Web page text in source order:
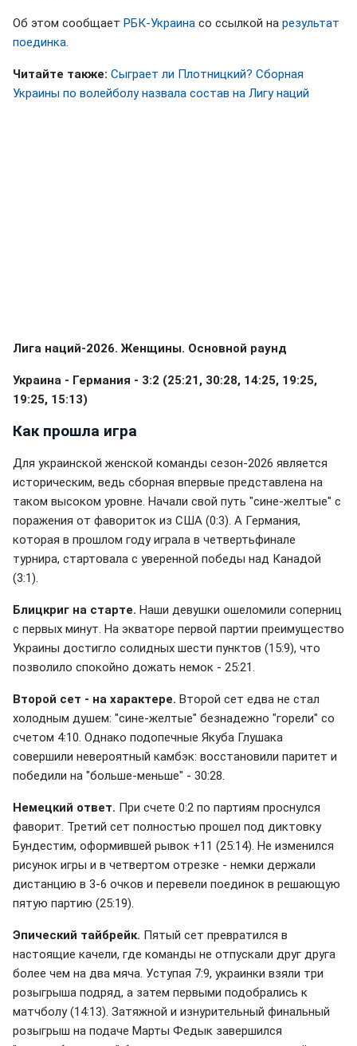
Об этом сообщает РБК-Украина со ссылкой на результат
поединка
Читайте также: Сыграет ли Плотницкий? Сборная
Украины по волейболу назвала состав на Лигу наций
Лига наций-2026. Женщины. Основной раунд
Украина - Германия - 3:2 (25:21, 30:28, 14:25, 19:25,
19:25, 15:13)
Как прошла игра
Для украинской женской команды сезон-2026 является
историческим, ведь сборная впервые представлена на
таком высоком уровне. Начали свой путь "сине-желтые" с
поражения от фавориток из США (0:3). А Германия,
которая в прошлом году играла в четвертьфинале
турнира, стартовала с уверенной победы над Канадой
(3:1).
Блицкриг на старте. Наши девушки ошеломили соперниц
с первых минут. На экваторе первой партии преимущество
Украины достигло солидных шести пунктов (15:9), что
позволило спокойно дожать немок - 25:21.
Второй сет - на характере. Второй сет едва не стал
холодным душем: "сине-желтые" безнадежно "горели" со
счетом 4:10. Однако подопечные Якуба Глушака
совершили невероятный камбэк: восстановили паритет и
победили на "больше-меньше" - 30:28.
Немецкий ответ. При счете 0:2 по партиям проснулся
фаворит. Третий сет полностью прошел под диктовку
Бундестим, оформившей рывок +11 (25:14). Не изменился
рисунок игры и в четвертом отрезке - немки держали
дистанцию в 3-6 очков и перевели поединок в решающую
пятую партию (25:19).
Эпический тайбрейк. Пятый сет превратился в
настоящие качели, где команды не отпускали друг друга
более чем на два мяча. Уступая 7:9, украинки взяли три
розыгрыша подряд, а затем первыми подобрались к
матчболу (14:13). Затяжной и изнурительный финальный
розыгрыш на подаче Марты Федык завершился